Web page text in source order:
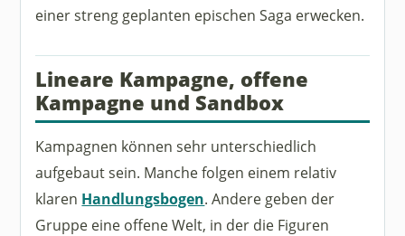
einer streng geplanten epischen Saga erwecken.
Lineare Kampagne, offene
Kampagne und Sandbox
Kampagnen können sehr unterschiedlich
aufgebaut sein. Manche folgen einem relativ
klaren Handlungsbogen. Andere geben der
Gruppe eine offene Welt, in der die Figuren